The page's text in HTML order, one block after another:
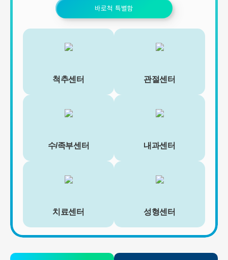
바로척 특별함
척추센터 관절센터
수/족부센터 내과센터
치료센터 성형센터
• 회원의 휴대전화기 주소록 내에 저장된 제3자의 휴대전화번호 (소
셜 커뮤니티 기능이 탑재되어 있는 서비스에 한하며, 이 경우에도 제
• 신용카드 번호, 휴대전화번호, 상품권 결제 제휴사의 ID 및 비밀번
호 (유료 결제 서비스를 사용하는 회원에 한함)
하는 동안 이용자의 개인정보를 계속 보유하며 서비스의 제공 등을
위해 이용합니다. 이용자의 개인정보는 원칙적으로 개인정보의 수집
및 이용목적이 달성되거나 이용자가 직접 삭제, 수정 또는 회원 탈퇴
한 경우에 재생할 수 없는 방법으로 파기합니다.
- 상법, 전자상거래 등에서의 소비자보호에 관한 법률 등 관계법령의
규정에 의하여 보존할 필요가 있는 경우 연세바로척병원은 관계법령
에서 정한 일정한 기간 동안 회원정보를 보관합니다. 이 경우 연세바
로척병원은 보관하는 정보를 그 보관의 목적으로만 이용하며 보존기
간은 아래와 같습니다.
회원가입을 탈퇴하거나 회원에서 제명된 때에 파기. 다만, 수집목적
또는 제공받은 목적이 달성된 경우에도 상법 등 법령의 규정에 의하
여 보존할 필요성이 있는 경우에는 귀하의 개인정보를 보유할 수 있
습니다.
서의 소비자보호에 관한 법률)